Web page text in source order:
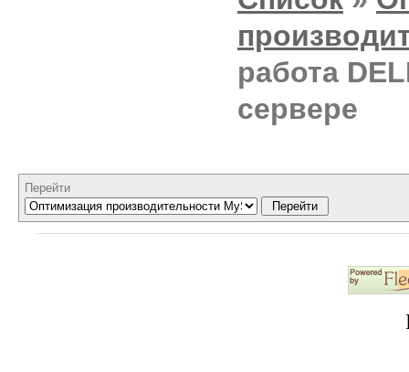
работа
сервере
Перейти